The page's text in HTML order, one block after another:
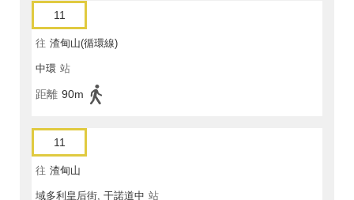
11
往 渣甸山(循環線)
中環 站
距離 90m
11
往 渣甸山
域多利皇后街, 干諾道中 站